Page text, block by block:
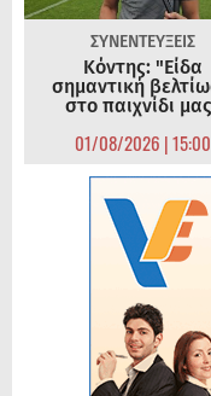
ΣΥΝΕΝΤΕΥΞΕΙΣ
Κόντης: "Είδα
σημαντική
στο παιχνίδι
01/08/2026 | 15:00